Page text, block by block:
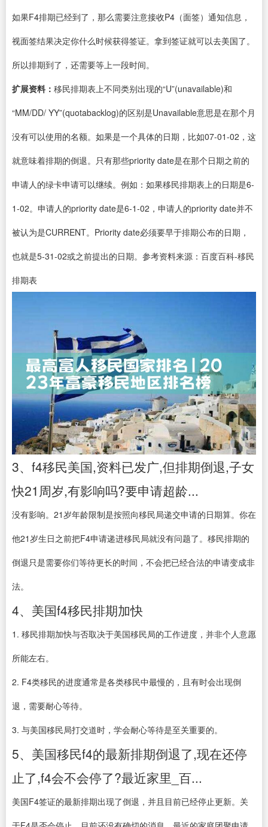
如果F4排期已经到了，那么需要注意接收P4（面签）通知信息，
视面签结果决定你什么时候获得签证。拿到签证就可以去美国了。
所以排期到了，还需要等上一段时间。
扩展资料： 移民排期表上不同类别出现的“U”(unavailable)和
“MM/DD/ YY”(quotabacklog)的区别是Unavailable意思是在那个月
没有可以使用的名额。如果是一个具体的日期，比如07-01-02，这
就意味着排期的倒退。只有那些priority date是在那个日期之前的
申请人的绿卡申请可以继续。例如：如果移民排期表上的日期是6-
1-02。申请人的priority date是6-1-02，申请人的priority date并不
被认为是CURRENT。Priority date必须要早于排期公布的日期，
也就是5-31-02或之前提出的日期。参考资料来源：百度百科-移民
排期表
3、f4移民美国,资料已发广,但排期倒退,子女
快21周岁,有影响吗?要申请超龄...
没有影响。21岁年龄限制是按照向移民局递交申请的日期算。你在
他21岁生日之前把F4申请递进移民局就没有问题了。移民排期的
倒退只是需要你们等待更长的时间，不会把已经合法的申请变成非
法。
4、美国f4移民排期加快
1. 移民排期加快与否取决于美国移民局的工作进度，并非个人意愿
所能左右。
2. F4类移民的进度通常是各类移民中最慢的，且有时会出现倒
退，需要耐心等待。
3. 与美国移民局打交道时，学会耐心等待是至关重要的。
5、美国移民f4的最新排期倒退了,现在还停
止了,f4会不会停了?最近家里_百...
美国F4签证的最新排期出现了倒退，并且目前已经停止更新。关